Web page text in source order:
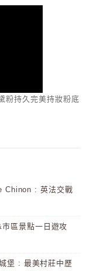
粉持久完美持妝粉底
Chinon : 英法交戰
區景點一日遊攻
堡 : 最美村莊中歷